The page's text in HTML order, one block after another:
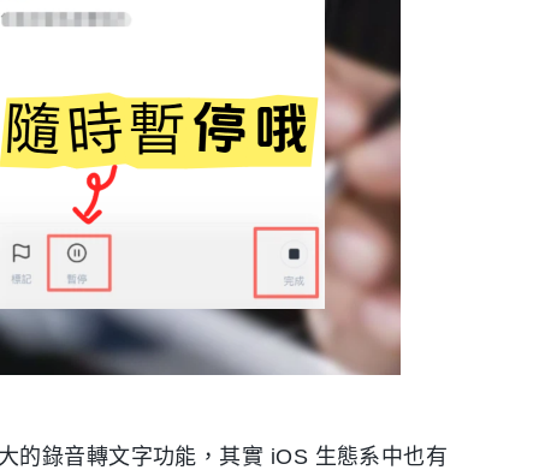
的錄音轉文字功能，其實 iOS 生態系中也有